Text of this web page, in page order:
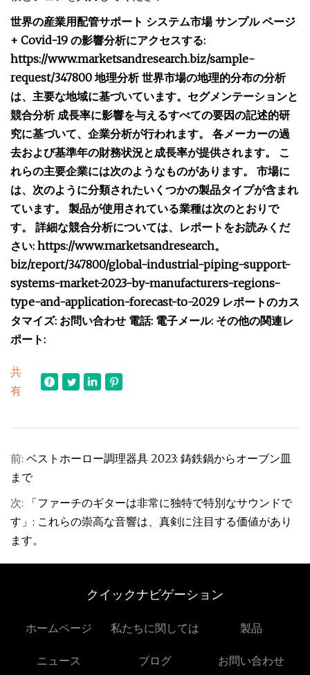
世界の産業用配管サポート システム市場 サンプル ページ
+ Covid-19 の影響分析にアクセスする:
https://www.marketsandresearch.biz/sample-
request/347800 地理分析 世界市場の地理的分布の分析
は、主要な地域に基づいています。セグメンテーションと
競合分析 成長率に影響を与えるすべての要因の記述的研
究に基づいて、企業分析が行われます。 各メーカーの過
去および基準年の財務状況と成長率が提供されます。 こ
れらの主要企業には次のようなものがあります。 市場に
は、次のように分類されたいくつかの製品タイプが含まれ
ています。 製品が使用されている業種は次のとおりで
す。 詳細な競合分析については、レポートをお読みくだ
さい: https://www.marketsandresearch。
biz/report/347800/global-industrial-piping-support-
systems-market-2023-by-manufacturers-regions-
type-and-application-forecast-to-2029 レポートのカス
タマイズ: お問い合わせ 電話: 電子メール: その他の関連レ
ポート:
共
有
前: ベストホーロー調理器具 2023: 鋳鉄鍋からオーブン皿
まで
次:
「ファーチのギターは非常に独特で特別なサウンドで
す」: これらの崇高な音響は、真剣に注目する価値があり
ます。
クイックナビゲーション
ホームページ 私たちに関しては 製品
ニュース ブログ お問い合わせ